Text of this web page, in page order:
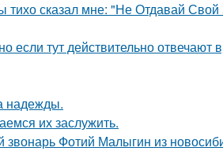
сказал мне: "Не Отдавай Свой
если тут действительно отвечают
надежды.
их заслужить.
Фотий Малыгин из